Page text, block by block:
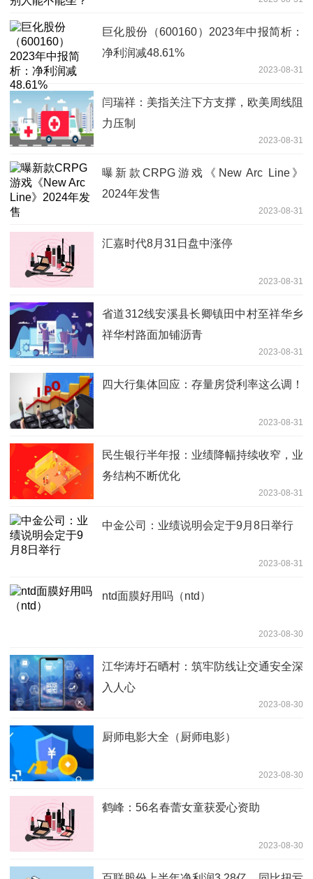
巨化股份（600160）2023年中报简析：
净利润减48.61%
2023-08-31
闫瑞祥：美指关注下方支撑，欧美周线阻
力压制
2023-08-31
曝新款CRPG游戏《New Arc Line》
2024年发售
2023-08-31
汇嘉时代8月31日盘中涨停
2023-08-31
省道312线安溪县长卿镇田中村至祥华乡
祥华村路面加铺沥青
2023-08-31
四大行集体回应：存量房贷利率这么调！
2023-08-31
民生银行半年报：业绩降幅持续收窄，业
务结构不断优化
2023-08-31
中金公司：业绩说明会定于9月8日举行
2023-08-31
ntd面膜好用吗（ntd）
2023-08-30
江华涛圩石晒村：筑牢防线让交通安全深
入人心
2023-08-30
厨师电影大全（厨师电影）
2023-08-30
鹤峰：56名春蕾女童获爱心资助
2023-08-30